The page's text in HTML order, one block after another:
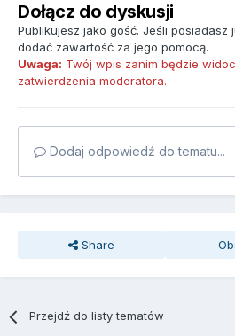
Dołącz do dyskusji
Publikujesz jako gość. Jeśli posiadasz
dodać zawartość za jego pomocą.
Uwaga: Twój wpis zanim będzie
zatwierdzenia moderatora.
Dodaj odpowiedź do tematu...
Share
Przejdź do listy tematów